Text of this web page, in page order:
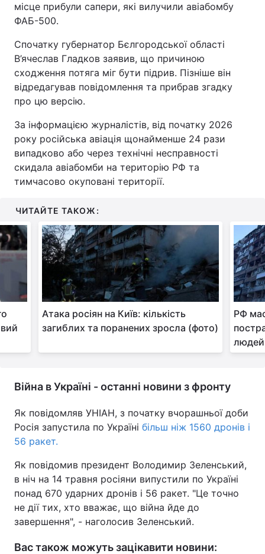
Тема оформлення
місце прибули сапери, які вилучили авіабомбу
ФАБ-500.
Спочатку губернатор Бєлгородської області
В’ячеслав Гладков заявив, що причиною
сходження потяга міг бути підрив. Пізніше він
відредагував повідомлення та прибрав згадку
про цю версію.
За інформацією журналістів, від початку 2026
року російська авіація щонайменше 24 рази
випадково або через технічні несправності
скидала авіабомби на територію РФ та
тимчасово окуповані території.
ЧИТАЙТЕ ТАКОЖ:
Атака росіян на Київ: кількість
загиблих та поранених зросла (фото)
РФ
людей
Війна в Україні - останні новини з фронту
Як повідомляв УНІАН, з початку вчорашньої доби
Росія запустила по Україні більш ніж 1560 дронів і
56 ракет.
Як повідомив президент Володимир Зеленський,
в ніч на 14 травня росіяни випустили по Україні
понад 670 ударних дронів і 56 ракет. "Це точно
не дії тих, хто вважає, що війна йде до
завершення", - наголосив Зеленський.
Вас також можуть зацікавити новини: